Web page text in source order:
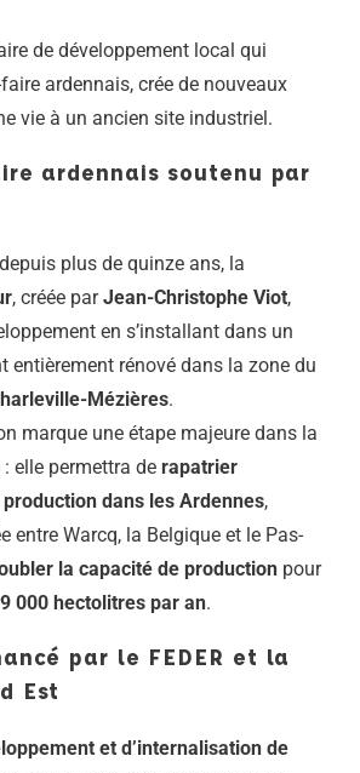
de développement local qui
ardennais, crée de nouveaux
vie à un ancien site industriel.
ardennais soutenu par
plus de quinze ans, la
, créée parJean-Christophe Viot,
en s’installant dans un
entièrement rénové dans la zone du
Mézières.
marque une étape majeure dans la
: elle permettra de rapatrier
dans les Ardennes,
entre Warcq, la Belgique et le Pas-
la capacité de production pour
9 000 hectolitres par an.
par le FEDER et la
Est
et d’internalisation de